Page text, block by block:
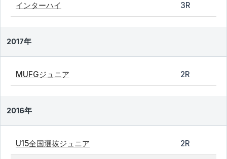
インターハイ 3R
2017年
MUFGジュニア 2R
2016年
U15全国選抜ジュニア 2R